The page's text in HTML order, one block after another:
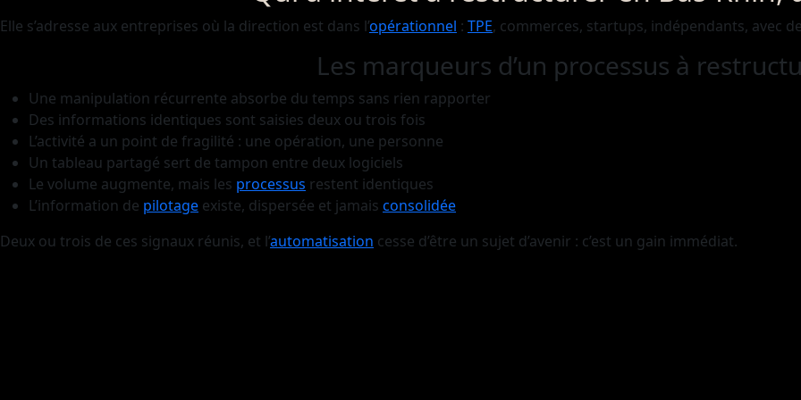
Elle s’adresse aux entreprises où la direction est dans l’opérationnel : TPE, commerces, startups, indépendants, avec
Les marqueurs d’un processus à
Une manipulation récurrente absorbe du temps sans rien rapporter
Des informations identiques sont saisies deux ou trois fois
L’activité a un point de fragilité : une opération, une personne
Un tableau partagé sert de tampon entre deux logiciels
Le volume augmente, mais les processus restent identiques
L’information de pilotage existe, dispersée et jamais consolidée
Deux ou trois de ces signaux réunis, et l’automatisation cesse d’être un sujet d’avenir : c’est un gain immédiat.